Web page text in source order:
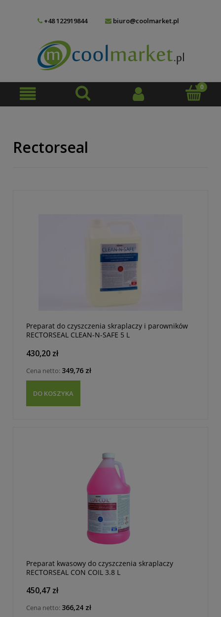
+48 122919844 biuro@coolmarket.pl
Rectorseal
Preparat do czyszczenia skraplaczy i parowników
RECTORSEAL CLEAN-N-SAFE 5 L
430,20 zł
Cena netto: 349,76 zł
DO KOSZYKA
Preparat kwasowy do czyszczenia skraplaczy
RECTORSEAL CON COIL 3.8 L
450,47 zł
Cena netto: 366,24 zł